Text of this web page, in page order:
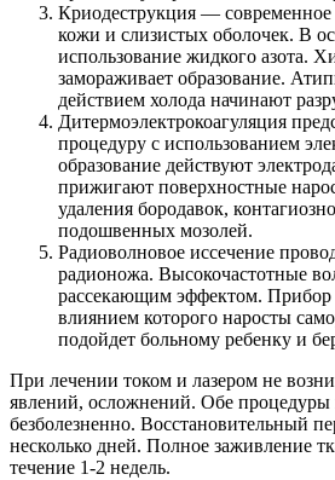
Криодеструкция — современное
кожи и слизистых оболочек. В
использование жидкого азота.
замораживает образование.
действием холода начинают
Дитермоэлектрокоагуляция
процедуру с использованием
образование действуют
прижигают поверхностные
удаления бородавок,
подошвенных мозолей.
Радиоволновое иссечение
радионожа. Высокочастотные
рассекающим эффектом. Прибор
влиянием которого наросты
подойдет больному ребенку и
При лечении током и лазером не
явлений, осложнений. Обе процедуры
безболезненно. Восстановительный
несколько дней. Полное заживление
течение 1-2 недель.